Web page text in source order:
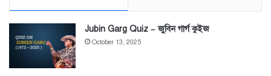
Jubin Garg Quiz – জুবিন গার্গ কুইজ
October 13, 2025